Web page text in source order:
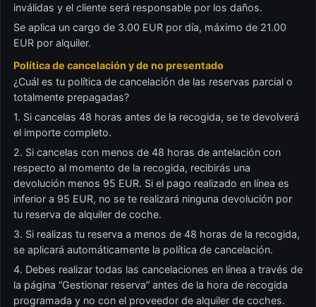
inválidas y el cliente será responsable por los daños.
Se aplica un cargo de 3.00 EUR por día, máximo de 21.00
EUR por alquiler.
Política de cancelación y de no presentado
¿Cuál es tu política de cancelación de las reservas parcial o
totalmente prepagadas?
1. Si cancelas 48 horas antes de la recogida, se te devolverá
el importe completo.
2. Si cancelas con menos de 48 horas de antelación con
respecto al momento de la recogida, recibirás una
devolución menos 95 EUR. Si el pago realizado en línea es
inferior a 95 EUR, no se te realizará ninguna devolución por
tu reserva de alquiler de coche.
3. Si realizas tu reserva a menos de 48 horas de la recogida,
se aplicará automáticamente la política de cancelación.
4. Debes realizar todas las cancelaciones en línea a través de
la página “Gestionar reserva” antes de la hora de recogida
programada y no con el proveedor de alquiler de coches.